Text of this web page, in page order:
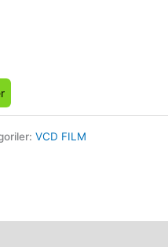
VCD FILM